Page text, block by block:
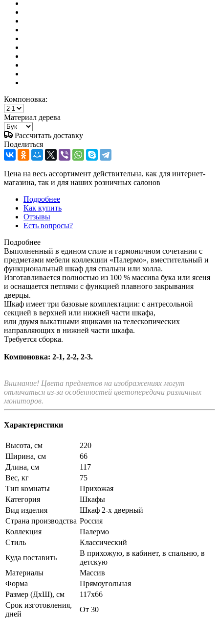
Компоновка:
Материал дерева
Рассчитать доставку
Поделиться
Цена на весь ассортимент действительна, как для интернет-
магазина, так и для наших розничных салонов
Подробнее
Как купить
Отзывы
Есть вопросы?
Подробнее
Выполненный в едином стиле и гармоничном сочетании с
предметами мебели коллекции «Палермо», вместительный и
функциональный шкаф для спальни или холла.
Изготавливается полностью из 100 % массива бука или ясеня
и оснащается петлями с функцией плавного закрывания
дверцы.
Шкаф имеет три базовые комплектации: c антресольной
секцией в верхней или нижней части шкафа,
или двумя выкатными ящиками на телескопических
направляющих в нижней части шкафа.
Требуется сборка.
Компоновка: 2-1, 2-2, 2-3.
Внимание! Цвета предметов на изображениях могут
отличаться из-за особенностей цветопередачи различных
мониторов.
Характеристики
Высота, см
220
Ширина, см
66
Длина, см
117
Вес, кг
75
Тип комнаты
Прихожая
Категория
Шкафы
Вид изделия
Шкаф 2-х дверный
Страна производства Россия
Коллекция
Палермо
Стиль
Классический
Куда поставить
В прихожую, в кабинет, в спальню, в
детскую
Материалы
Массив
Форма
Прямоугольная
Размер (ДхШ), см
117х66
Срок изготовления,
дней
От 30